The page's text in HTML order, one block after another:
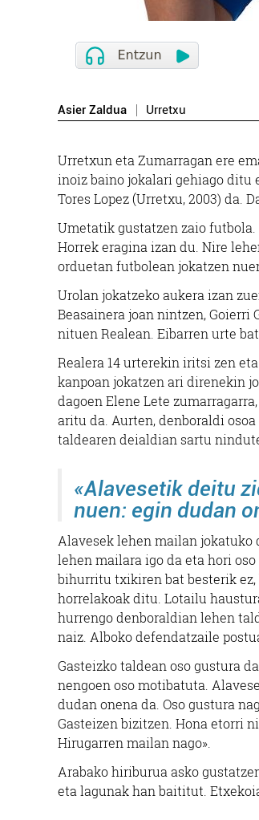
Asier Zaldua Urretxu
Urretxun eta Zumarragan ere
inoiz baino jokalari gehiago ditu
Tores Lopez (Urretxu, 2003) da.
Umetatik gustatzen zaio
Horrek eragina izan du. Nire
orduetan futbolean jokatzen
Urolan jokatzeko aukera izan
Beasainera joan nintzen,
nituen Realean. Eibarren urte
Realera 14 urterekin iritsi zen
kanpoan jokatzen ari direnekin
dagoen Elene Lete
aritu da. Aurten, denboraldi
taldearen deialdian sartu
«Alavesetik deitu
nuen: egin dudan
Alavesek lehen mailan jokatuko
lehen mailara igo da eta hori
bihurritu txikiren bat besterik
horrelakoak ditu. Lotailu
hurrengo denboraldian lehen
naiz. Alboko defendatzaile
Gasteizko taldean oso gustura
nengoen oso motibatuta.
dudan onena da. Oso gustura
Gasteizen bizitzen. Hona etorri
Hirugarren mailan nago».
Arabako hiriburua asko
eta lagunak han baititut.